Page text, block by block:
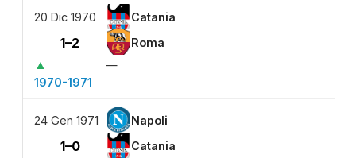
20 Dic 1970 Catania
1–2 Roma
▲
—
1970-1971
24 Gen 1971 Napoli
1–0 Catania